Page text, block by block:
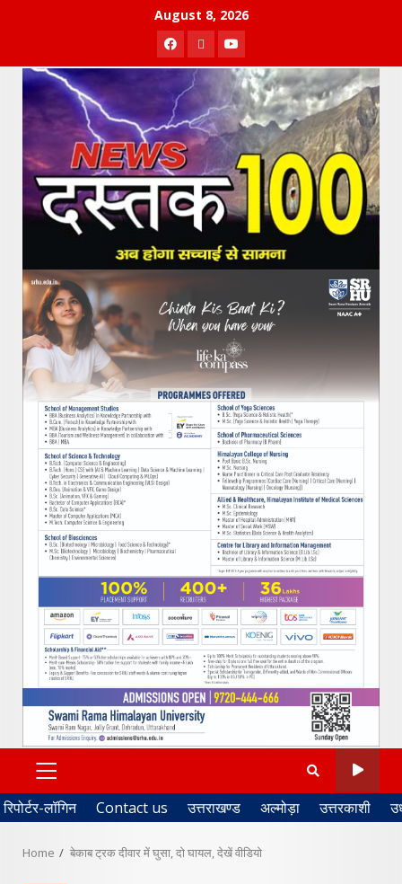
August 8, 2026
Facebook
TwitterYoutube
PRIMARY
MENU
रिपोर्टर-लॉगिन Contact us उत्तराखण्ड अल्मोड़ा उत्तरकाशी
Home बेकाब ट्रक दीवार में घुसा, दो घायल, देखें वीडियो